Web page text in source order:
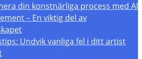
din konstnärliga process med AI
– En viktig del av
Undvik vanliga fel i ditt artist